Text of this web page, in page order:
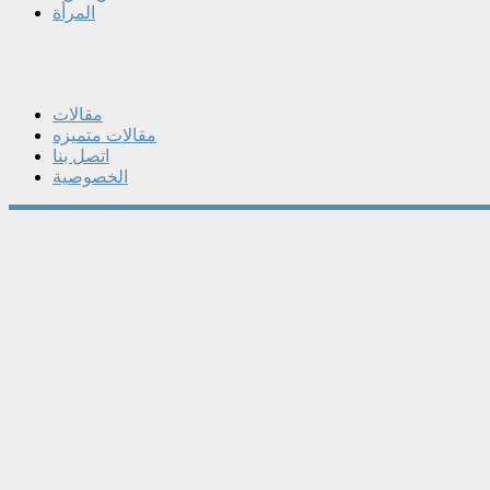
المرأة
مقالات
مقالات متميزه
اتصل بنا
الخصوصية